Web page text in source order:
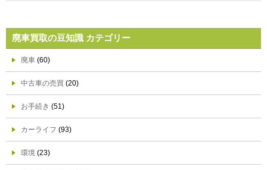
廃車買取の豆知識 カテゴリー
廃車 (60)
中古車の売買 (20)
お手続き (51)
カーライフ (93)
環境 (23)